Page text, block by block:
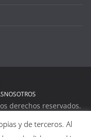
NOSOTROS
derechos reservados.
y de terceros. Al